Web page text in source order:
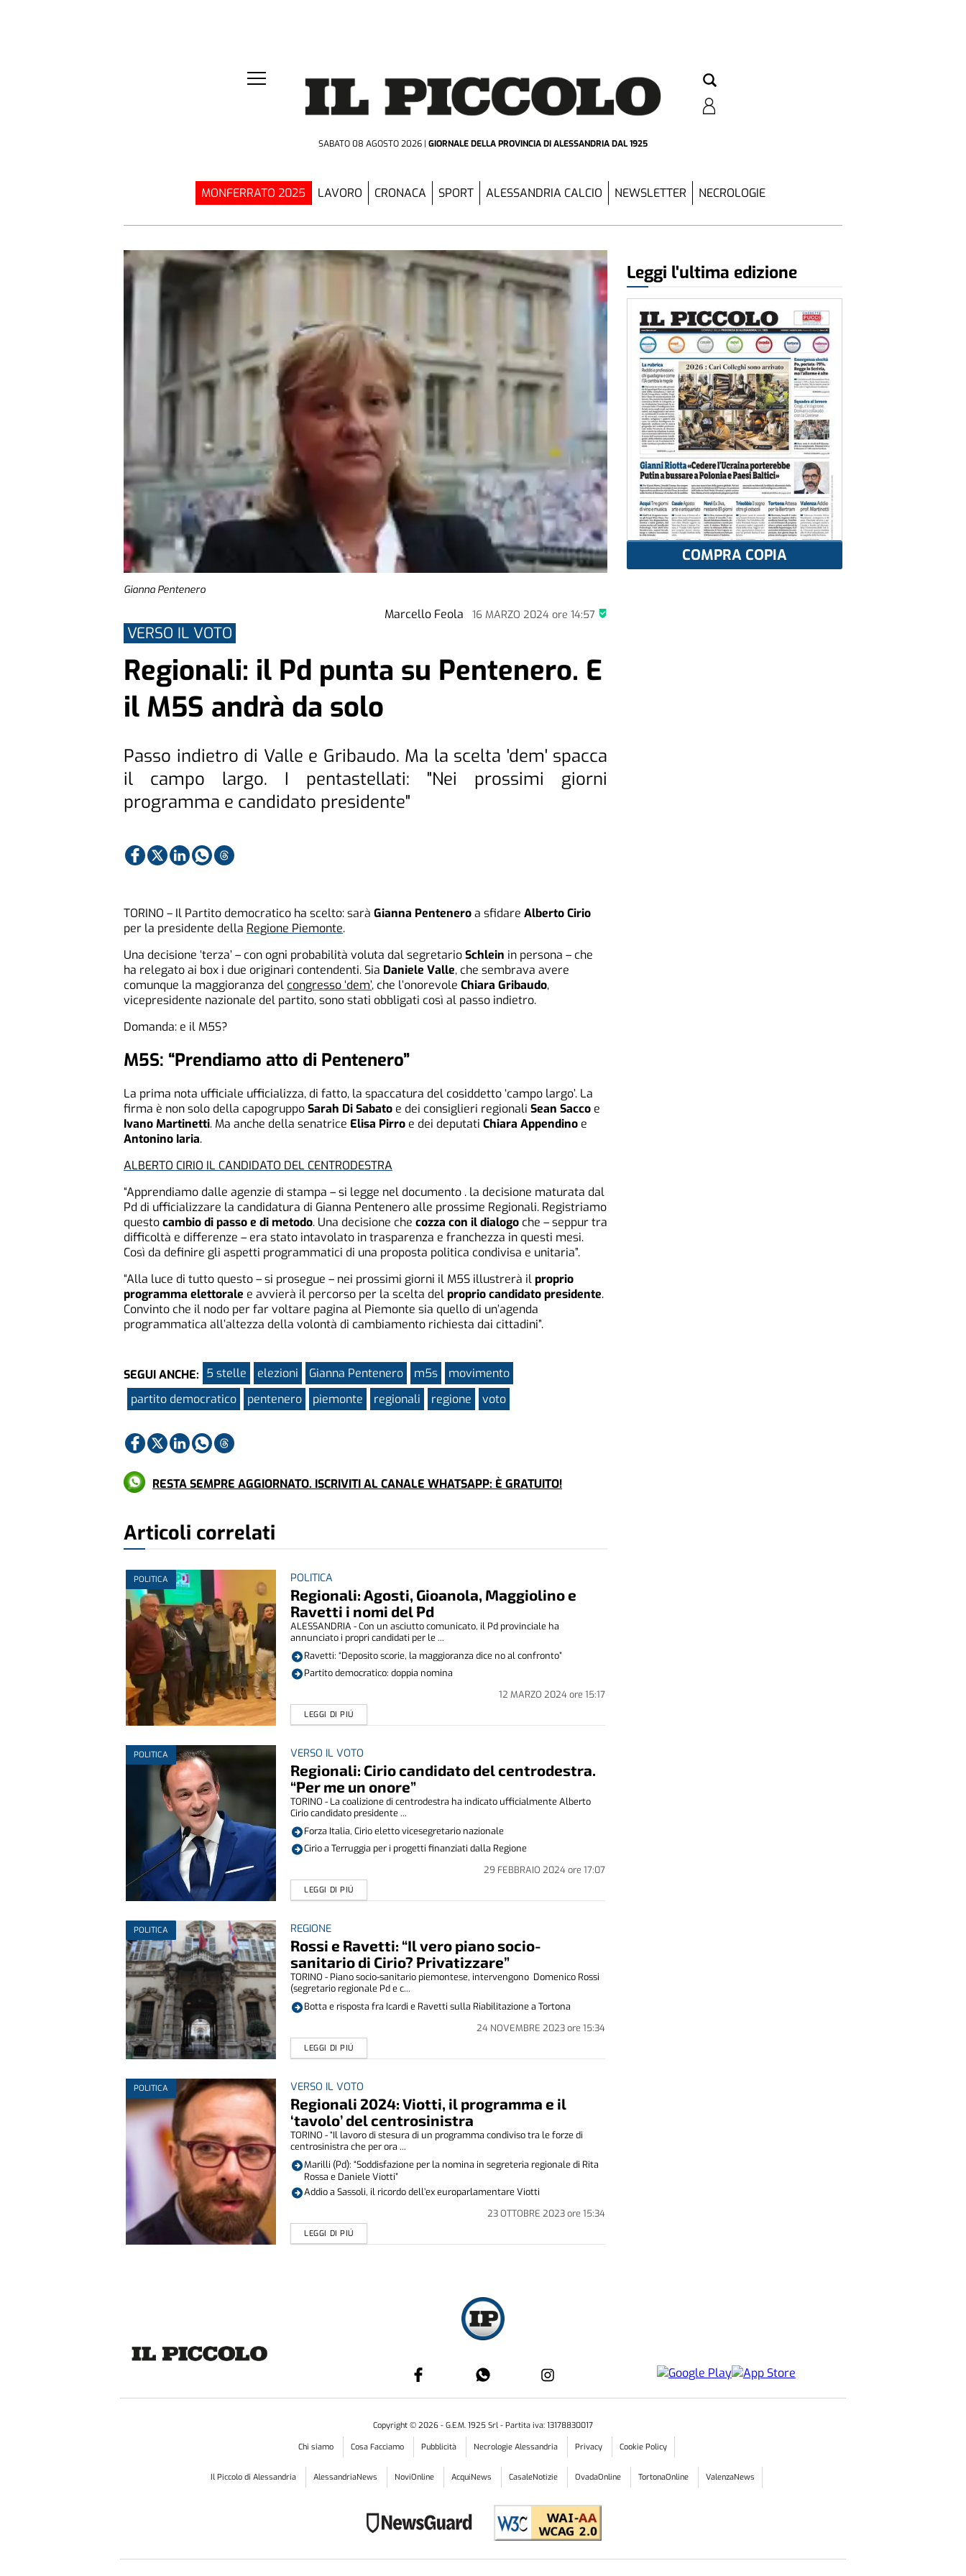
SABATO 08 AGOSTO 2026 GIORNALE DELLA PROVINCIADI ALESSANDRIA DAL 1925
MONFERRATO 2025 LAVORO CRONACA SPORT ALESSANDRIA CALCIO NEWSLETTER NECROLOGIE
Gianna Pentenero
Marcello Feola 16 MARZO 2024ore 14:57
VERSO IL VOTO
Regionali: il Pd punta su Pentenero. E
il M5S andrà da solo
Passo indietro di Valle e Gribaudo. Ma la scelta 'dem' spacca
il campo largo. I pentastellati: "Nei prossimi giorni
programma e candidato presidente"
TORINO – Il Partito democratico ha scelto: sarà Gianna Penteneroa sfidare Alberto Cirio
per la presidente della Regione Piemonte.
Una decisione ‘terza’ – con ogni probabilità voluta dal segretarioSchlein in persona – che
ha relegato ai box i due originari contendenti. Sia Daniele Valle, che sembrava avere
comunque la maggioranza del congresso ‘dem’, che l’onorevole Chiara Gribaudo,
vicepresidente nazionale del partito, sono stati obbligati così al passo indietro.
Domanda: e il M5S?
M5S: “Prendiamo atto di Pentenero”
La prima nota ufficiale ufficializza, di fatto, la spaccatura del cosiddetto ‘campo largo’. La
firma è non solo della capogruppoSarah Di Sabato e dei consiglieri regionali Sean Sacco e
Ivano Martinetti. Ma anche della senatrice Elisa Pirro e dei deputati Chiara Appendino e
Antonino Iaria.
ALBERTO CIRIO IL CANDIDATO DEL CENTRODESTRA
“Apprendiamo dalle agenzie di stampa – si legge nel documento . la decisione maturata dal
Pd di ufficializzare la candidatura di Gianna Pentenero alle prossime Regionali. Registriamo
questocambio di passo e di metodo. Una decisione che cozza con il dialogo che – seppur tra
difficoltà e differenze – era stato intavolato in trasparenza e franchezza in questi mesi.
Così da definire gli aspetti programmatici di una proposta politica condivisa e unitaria”.
“Alla luce di tutto questo – si prosegue – nei prossimi giorni il M5S illustrerà ilproprio
programma elettorale e avvierà il percorso per la scelta delproprio candidato presidente.
Convinto che il nodo per far voltare pagina al Piemonte sia quello di un’agenda
programmatica all’altezza della volontà di cambiamento richiesta dai cittadini”.
SEGUI ANCHE: 5 stelle elezioni Gianna Pentenero m5s
movimento
partito democratico
pentenero piemonte regionali regione voto
RESTA SEMPRE AGGIORNATO. ISCRIVITI AL CANALE WHATSAPP: È GRATUITO!
Articoli correlati
POLITICA POLITICA
Regionali: Agosti, Gioanola, Maggiolino e
Ravetti i nomi del Pd
12 MARZO 2024ore 15:17
ALESSANDRIA - Con un asciutto comunicato, il Pd provinciale ha
annunciato i propri candidati per le ...
LEGGI DI PIÚ
Ravetti: “Deposito scorie, la maggioranza dice no al confronto”
Partito democratico: doppia nomina
POLITICA VERSO IL VOTO
Regionali: Cirio candidato del centrodestra.
“Per me un onore”
29 FEBBRAIO 2024ore 17:07
TORINO - La coalizione di centrodestra ha indicato ufficialmente Alberto
Cirio candidato presidente ...
LEGGI DI PIÚ
Forza Italia, Cirio eletto vicesegretario nazionale
Cirio a Terruggia per i progetti finanziati dalla Regione
POLITICA REGIONE
Rossi e Ravetti: “Il vero piano socio-
sanitario di Cirio? Privatizzare”
24 NOVEMBRE 2023ore 15:34
TORINO - Piano socio-sanitario piemontese, intervengono Domenico Rossi
(segretario regionale Pd e c...
LEGGI DI PIÚ
Botta e risposta fra Icardi e Ravetti sulla Riabilitazione a Tortona
POLITICA VERSO IL VOTO
Regionali 2024: Viotti, il programma e il
‘tavolo’ del centrosinistra
23 OTTOBRE 2023ore 15:34
TORINO - “Il lavoro di stesura di un programma condiviso tra le forze di
centrosinistra che per ora ...
LEGGI DI PIÚ
Marilli (Pd): “Soddisfazione per la nomina in segreteria regionale di Rita
Rossa e Daniele Viotti”
Addio a Sassoli, il ricordo dell’ex europarlamentare Viotti
Leggi l'ultima edizione
COMPRA COPIA
Copyright © 2026 - G.E.M. 1925 Srl - Partita iva: 13178830017
Chi siamo
Cosa Facciamo Pubblicità Necrologie Alessandria Privacy Cookie Policy
Il Piccolo di Alessandria AlessandriaNews NoviOnline AcquiNews CasaleNotizie OvadaOnline TortonaOnline ValenzaNews